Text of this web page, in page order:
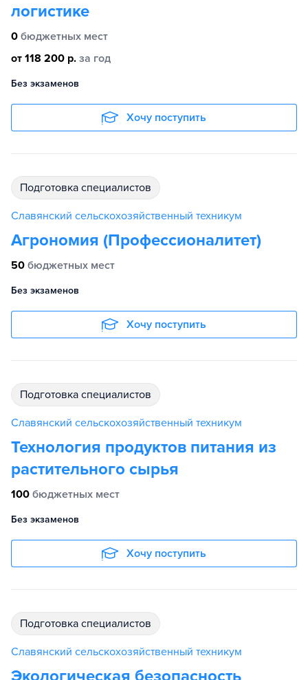
логистике
0 бюджетных мест
от 118 200 р. за год
Без экзаменов
Хочу поступить
подготовка специалистов
Славянский сельскохозяйственный техникум
Агрономия (Профессионалитет)
50 бюджетных мест
Без экзаменов
Хочу поступить
подготовка специалистов
Славянский сельскохозяйственный техникум
Технология продуктов питания из
растительного сырья
100 бюджетных мест
Без экзаменов
Хочу поступить
подготовка специалистов
Славянский сельскохозяйственный техникум